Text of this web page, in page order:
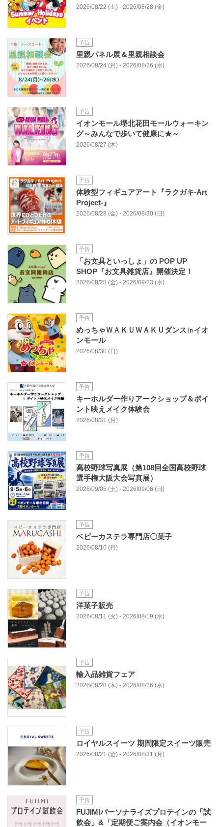
2026/08/22 (土) - 2026/08/28 (金)
予告
里親パネル展＆里親相談会
2026/08/24 (月) - 2026/08/26 (水)
予告
イオンモール堺北花田モールウォーキン
グ～みんなで歩いて健康に★～
2026/08/27 (木)
予告
体験型フィギュアアート『ラクガキ-Art
Project-』
2026/08/28 (金) - 2026/08/30 (日)
予告
「お文具といっしょ」の POP UP
SHOP『お文具雑貨店』開催決定！
2026/08/28 (金) - 2026/09/23 (水)
予告
めっちゃＷＡＫＵＷＡＫＵダンス㏌イオ
ンモール
2026/08/30 (日)
予告
キーホルダー作りアークショップ＆ポイ
ント映えメイク体験会
2026/08/31 (月)
予告
高校野球写真展（第108回全国高校野球
選手権大阪大会写真展）
2026/09/05 (土) - 2026/09/06 (日)
予告
ベビーカステラ専門店〇菓子
2026/08/10 (月)
予告
洋菓子販売
2026/08/11 (火) - 2026/08/19 (水)
予告
輸入品雑貨フェア
2026/08/20 (木) - 2026/08/26 (水)
予告
ロイヤルスイーツ 期間限定スイーツ販売
2026/08/21 (金) - 2026/08/31 (月)
予告
FUJIMIパーソナライズプロテインの「試
飲会」&「定期便ご案内会（イオンモー